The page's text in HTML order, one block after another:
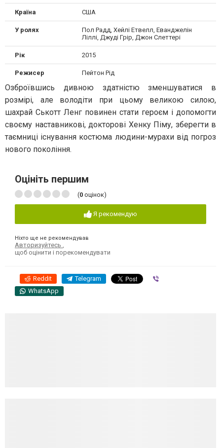
Країна США
У ролях
Пол Радд, Хейлі Етвелл, Еванджелін
Ліллі, Джуді Грір, Джон Слеттері
Рік 2015
Режисер Пейтон Рід
Озброївшись дивною здатністю зменшуватися в
розмірі, але володіти при цьому великою силою,
шахрай Ськотт Ленг повинен стати героєм і допомогти
своєму наставникові, докторові Хенку Піму, зберегти в
таємниці існування костюма людини-мурахи від погроз
нового покоління.
Оцініть першим
(0 оцінок)
Я рекомендую
Ніхто ще не рекомендував
Авторизуйтесь ,
щоб оцінити і порекомендувати
Reddit Telegram
WhatsApp